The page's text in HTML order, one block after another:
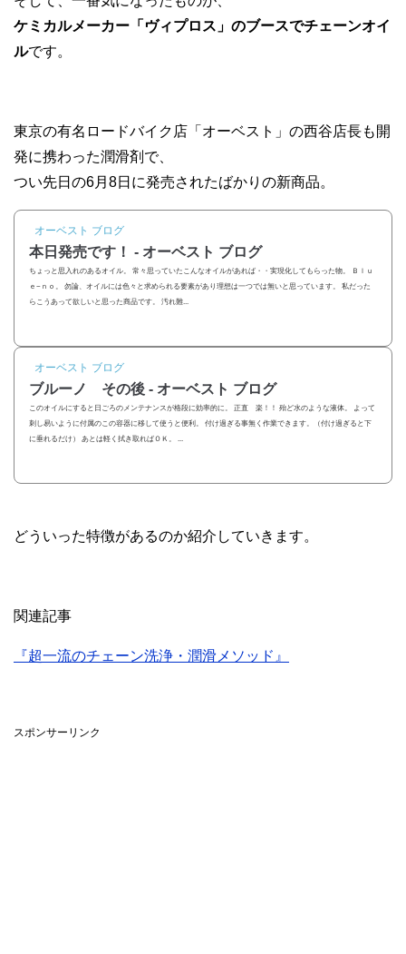
ケミカルメーカー「ヴィプロス」のブースでチェーンオイ
ルです。
東京の有名ロードバイク店「オーベスト」の西谷店長も開
発に携わった潤滑剤で、
つい先日の6月8日に発売されたばかりの新商品。
オーベスト ブログ
本日発売です！ - オーベスト ブログ
ちょっと思入れのあるオイル。 常々思っていたこんなオイルがあれば・・実現化してもらった物。 Ｂｌｕ
ｅ−ｎｏ。 勿論、オイルには色々と求められる要素があり理想は一つでは無いと思っています。 私だった
らこうあって欲しいと思った商品です。 汚れ難...
オーベスト ブログ
ブルーノ その後 - オーベスト ブログ
このオイルにすると日ごろのメンテナンスが格段に効率的に。 正直 楽！！ 殆ど水のような液体。 よって
刺し易いように付属のこの容器に移して使うと便利。 付け過ぎる事無く作業できます。（付け過ぎると下
に垂れるだけ） あとは軽く拭き取ればＯＫ。 ...
どういった特徴があるのか紹介していきます。
関連記事
『超一流のチェーン洗浄・潤滑メソッド』
スポンサーリンク